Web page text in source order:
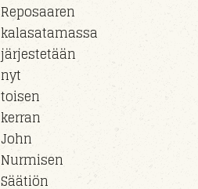
Reposaaren
kalasatamassa
järjestetään
nyt
toisen
kerran
John
Nurmisen
Säätiön